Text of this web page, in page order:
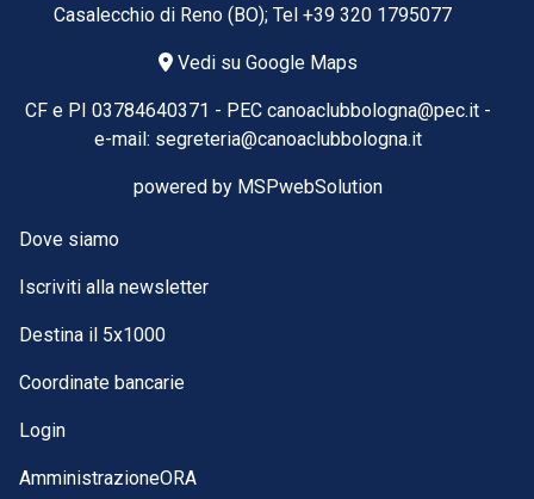
Casalecchio di Reno (BO); Tel +39 320 1795077
Vedi su Google Maps
CF e PI 03784640371 - PEC canoaclubbologna@pec.it -
e-mail: segreteria@canoaclubbologna.it
powered by MSPwebSolution
Dove siamo
Iscriviti alla newsletter
Destina il 5x1000
Coordinate bancarie
Login
AmministrazioneORA